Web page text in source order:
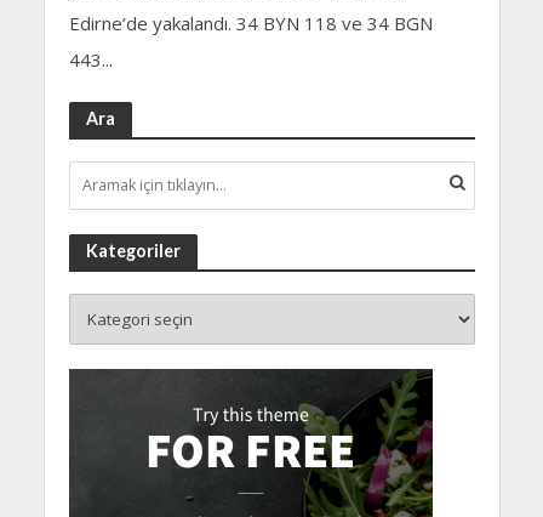
Edirne’de yakalandı. 34 BYN 118 ve 34 BGN
443...
Ara
Kategoriler